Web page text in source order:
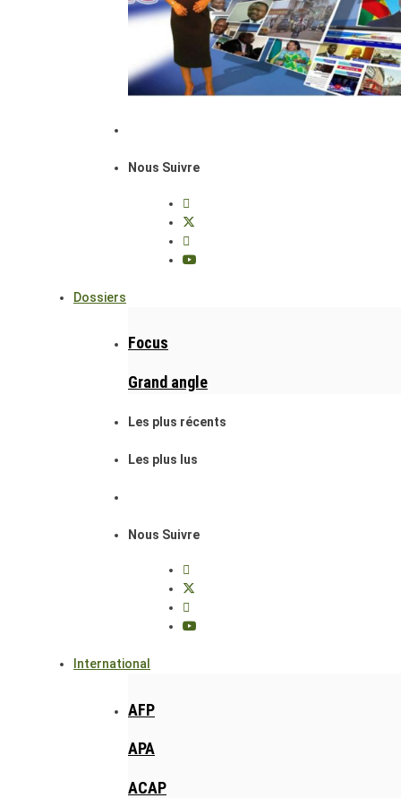
Nous Suivre
Dossiers
Focus
Grand angle
Les plus récents
Les plus lus
Nous Suivre
International
AFP
APA
ACAP